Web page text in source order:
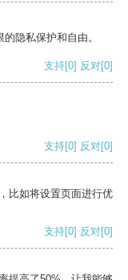
隐私保护和自由。
支持[0] 反对[0]
支持[0] 反对[0]
比如将设置页面进行优
支持[0] 反对[0]